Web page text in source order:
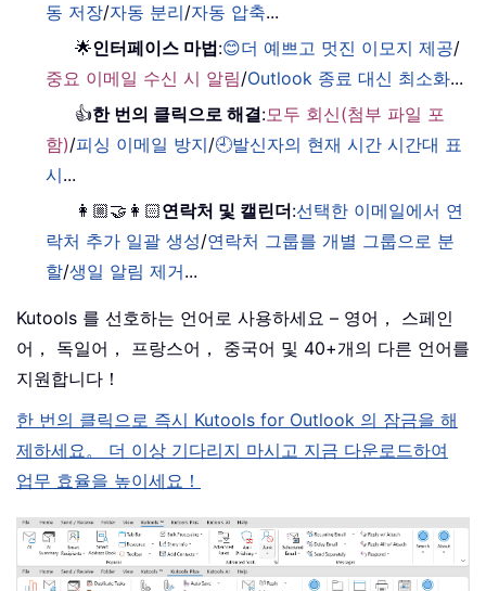
동 저장/자동 분리/자동 압축...
🌟인터페이스 마법:😊더 예쁘고 멋진 이모지 제공/
중요 이메일 수신 시 알림/Outlook 종료 대신 최소화...
👍한 번의 클릭으로 해결:모두 회신(첨부 파일 포
함)/피싱 이메일 방지/🕘발신자의 현재 시간 시간대 표
시...
👩🏼‍🤝‍👩🏻연락처 및 캘린더:선택한 이메일에서 연
락처 추가 일괄 생성/연락처 그룹를 개별 그룹으로 분
할/생일 알림 제거...
Kutools 를 선호하는 언어로 사용하세요 – 영어， 스페인
어， 독일어， 프랑스어， 중국어 및 40+개의 다른 언어를
지원합니다！
한 번의 클릭으로 즉시 Kutools for Outlook 의 잠금을 해
제하세요。 더 이상 기다리지 마시고 지금 다운로드하여
업무 효율을 높이세요！